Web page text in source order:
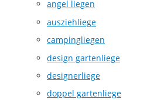
angel liegen
ausziehliege
campingliegen
design gartenliege
designerliege
doppel gartenliege